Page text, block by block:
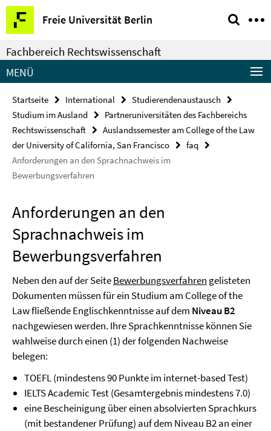
Springe
direkt
zu
Inhalt
Freie Universität Berlin
Service-
Navigation
Fachbereich Rechtswissenschaft
MENÜ
Startseite International
Studierendenaustausch
Studium im Ausland
Partneruniversitäten des Fachbereichs
Rechtswissenschaft
Auslandssemester am College of the Law
der University of California, San Francisco
faq
Anforderungen an den Sprachnachweis im
Bewerbungsverfahren
Anforderungen an den
Sprachnachweis im
Bewerbungsverfahren
Neben den auf der SeiteBewerbungsverfahren gelisteten
Dokumenten müssen für ein Studium am College of the
Law fließende Englischkenntnisse auf dem Niveau B2
nachgewiesen werden. Ihre Sprachkenntnisse können Sie
wahlweise durch einen (1) der folgenden Nachweise
belegen:
TOEFL (mindestens 90 Punkte im internet-based Test)
IELTS Academic Test (Gesamtergebnis mindestens 7.0)
eine Bescheinigung über einen absolvierten Sprachkurs
(mit bestandener Prüfung) auf dem Niveau B2 an einer